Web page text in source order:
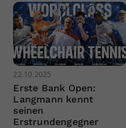
22.10.2025
Erste Bank Open:
Langmann kennt
seinen
Erstrundengegner